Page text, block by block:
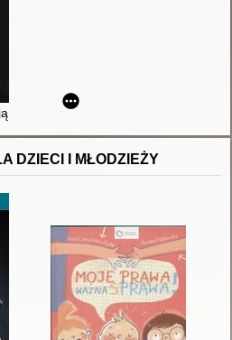
jak Polacy wygrywają
DZIECI I MŁODZIEŻY